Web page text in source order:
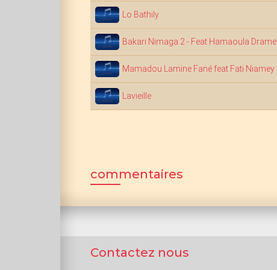
Lo Bathily
Bakari Nimaga 2 - Feat Hamaoula Drame
Mamadou Lamine Fané feat Fati Niamey
Lavieille
commentaires
Contactez nous